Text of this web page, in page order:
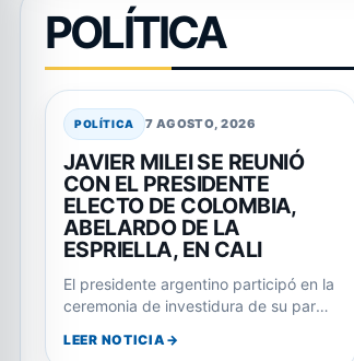
POLÍTICA
POLÍTICA 7 AGOSTO, 2026
JAVIER MILEI SE REUNIÓ
CON EL PRESIDENTE
ELECTO DE COLOMBIA,
ABELARDO DE LA
ESPRIELLA, EN CALI
El presidente argentino participó en la
ceremonia de investidura de su par
entre ambos…
LEER NOTICIA